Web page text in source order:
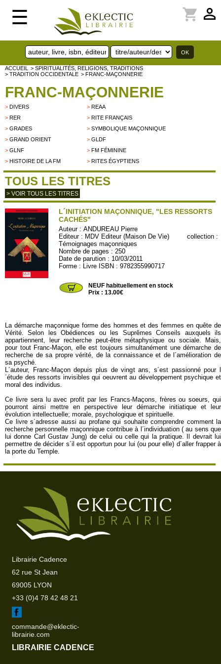
☰ perm_identity
shopping_cart
ACCUEIL
> SPIRITUALITÉS, RELIGIONS, TRADITIONS
> TRADITION OCCIDENTALE > FRANC-MAÇONNERIE
FRANC-MAÇONNERIE
> DIVERS >REAA
> RER >RITE FRANÇAIS
> GRADES >SYMBOLIQUE MAÇONNIQUE
> GRAND ORIENT >GLDF
> GLNF >FM FÉMININE
> HISTOIRE DE LA FM >RITES ÉGYPTIENS
TOUS LES TITRES
> VOIR TOUS LES TITRES
L´INITIATION MAÇONNIQUE, "LES RESSORTS
CACHÉS"
Auteur :ANDUREAU Pierre
Editeur : MDV Editeur (Maison De Vie) collection :
Témoignages maçonniques
Nombre de pages : 250
Date de parution : 10/03/2011
Forme : Livre ISBN : 9782355990717
NEUF habituellement en stock
Prix : 13.00€
La démarche maçonnique forme des hommes et des femmes en quête de
Vérité. Selon les Obédiences ou les Suprêmes Conseils auxquels ils
appartiennent, leur recherche peut-être métaphysique ou sociale. Mais,
pour tout Franc-Maçon, elle est toujours simultanément une démarche de
recherche de sa propre vérité, de la connaissance et de l´amélioration de
sa psyché.
L´auteur, Franc-Maçon depuis plus de vingt ans, s´est passionné pour l
´étude des ressorts invisibles qui oeuvrent au développement psychique et
moral des individus.
Ce livre sera lu avec profit par les Francs-Maçons, frères ou soeurs, qui
pourront ainsi mettre en perspective leur démarche initiatique et leur
évolution intellectuelle; morale, psychologique et spirituelle.
Ce livre s´adresse aussi au profane qui souhaite comprendre comment la
recherche personnelle maçonnique contribue à l´individuation ( au sens que
lui donne Carl Gustav Jung) de celui ou celle qui la pratique. Il devrait lui
permettre de décider s´il est opportun pour lui (ou pour elle) d´aller frapper à
la porte du Temple.
Librairie Cadence
62 rue St Jean
69005 LYON
+33 (0)4 78 42 48 21
commande@eklectic-
librairie.com
LIBRAIRIE CADENCE